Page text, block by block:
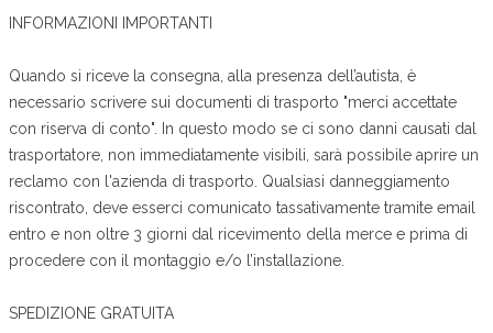
INFORMAZIONI IMPORTANTI
Quando si riceve la consegna, alla presenza dell’autista, è
necessario scrivere sui documenti di trasporto "merci accettate
con riserva di conto". In questo modo se ci sono danni causati dal
trasportatore, non immediatamente visibili, sarà possibile aprire un
reclamo con l'azienda di trasporto. Qualsiasi danneggiamento
riscontrato, deve esserci comunicato tassativamente tramite email
entro e non oltre 3 giorni dal ricevimento della merce e prima di
procedere con il montaggio e/o l’installazione.
SPEDIZIONE GRATUITA